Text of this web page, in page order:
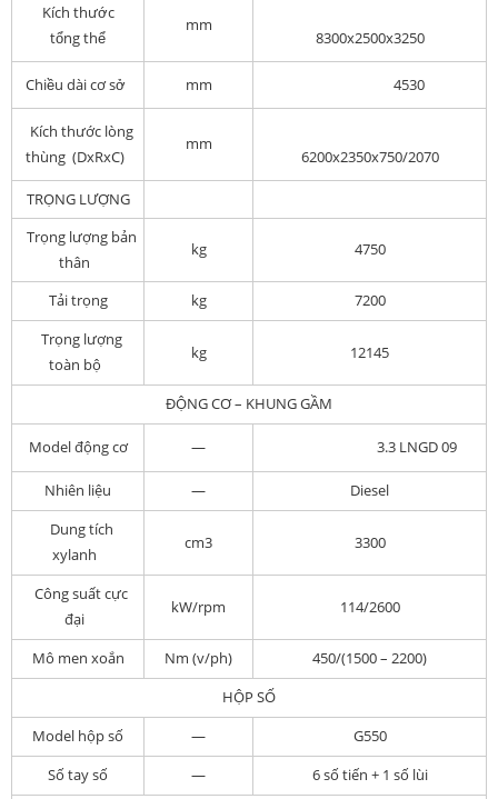
Kích thước
tổng thể
mm
8300x2500x3250
Chiều dài cơ sở mm 4530
Kích thước lòng
thùng (DxRxC)
mm
6200x2350x750/2070
TRỌNG LƯỢNG
Trọng lượng bản
thân
kg 4750
Tải trọng kg
7200
Trọng lượng
toàn bộ
kg 12145
ĐỘNG CƠ – KHUNG GẦM
Model động cơ — 3.3 LNGD 09
Nhiên liệu —
Diesel
Dung tích
xylanh
cm3 3300
Công suất cực
đại
kW/rpm 114/2600
Mô men xoắn Nm (v/ph)
450/(1500 – 2200)
HỘP SỐ
Model hộp số
—
G550
Số tay số
—
6 số tiến + 1 số lùi